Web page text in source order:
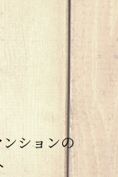
ションの